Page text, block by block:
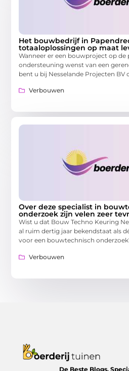
Het bouwbedrijf in
totaaloplossingen op maat
Wanneer er een bouwproject op de
ondersteuning wenst van een
bent u bij Nesselande Projecten BV
Verbouwen
Over deze specialist in
onderzoek zijn velen zeer
Wist u dat Bouw Techno Keuring
al ruim dertig jaar bekendstaat als
voor een bouwtechnisch
Verbouwen
De Beste Blogs,